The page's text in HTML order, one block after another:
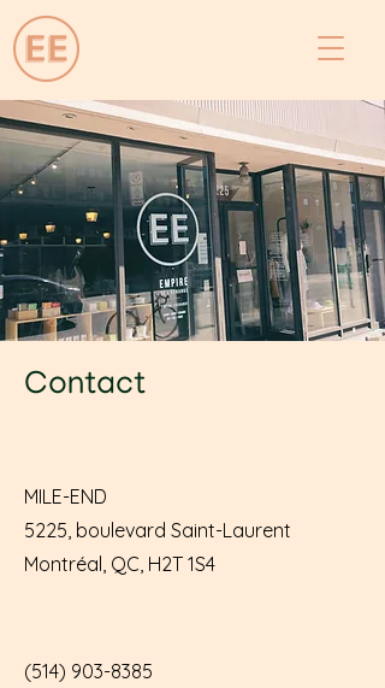
Contact
MILE-END
5225, boulevard Saint-Laurent
Montréal, QC, H2T 1S4
(514) 903-8385